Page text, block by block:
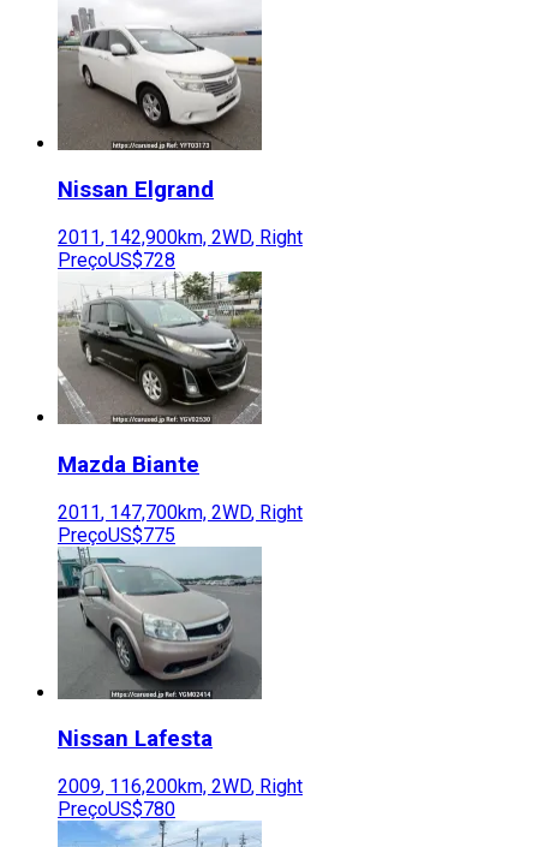
Nissan Elgrand
2011, 142,900km, 2WD, Right
PreçoUS$728
Mazda Biante
2011, 147,700km, 2WD, Right
PreçoUS$775
Nissan Lafesta
2009, 116,200km, 2WD, Right
PreçoUS$780